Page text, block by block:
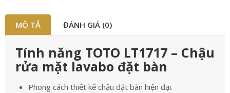
MÔ TẢ ĐÁNH GIÁ (0)
Tính năng TOTO LT1717 – Chậu
rửa mặt lavabo đặt bàn
Phong cách thiết kế chậu đặt bàn hiện đại.